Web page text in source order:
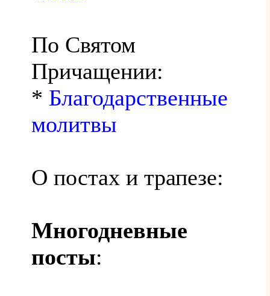
По Святом
Причащении:
* Благодарственные
молитвы
О постах и трапезе:
Многодневные
посты: